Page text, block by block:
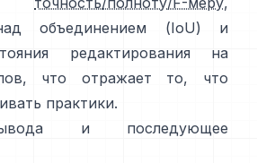
объединением (IoU) и
редактирования на
что отражает то, что
практики.
и последующее